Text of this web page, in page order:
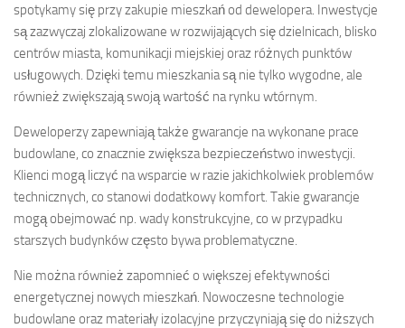
spotykamy się przy zakupie mieszkań od dewelopera. Inwestycje
są zazwyczaj zlokalizowane w rozwijających się dzielnicach, blisko
centrów miasta, komunikacji miejskiej oraz różnych punktów
usługowych. Dzięki temu mieszkania są nie tylko wygodne, ale
również zwiększają swoją wartość na rynku wtórnym.
Deweloperzy zapewniają także gwarancje na wykonane prace
budowlane, co znacznie zwiększa bezpieczeństwo inwestycji.
Klienci mogą liczyć na wsparcie w razie jakichkolwiek problemów
technicznych, co stanowi dodatkowy komfort. Takie gwarancje
mogą obejmować np. wady konstrukcyjne, co w przypadku
starszych budynków często bywa problematyczne.
Nie można również zapomnieć o większej efektywności
energetycznej nowych mieszkań. Nowoczesne technologie
budowlane oraz materiały izolacyjne przyczyniają się do niższych